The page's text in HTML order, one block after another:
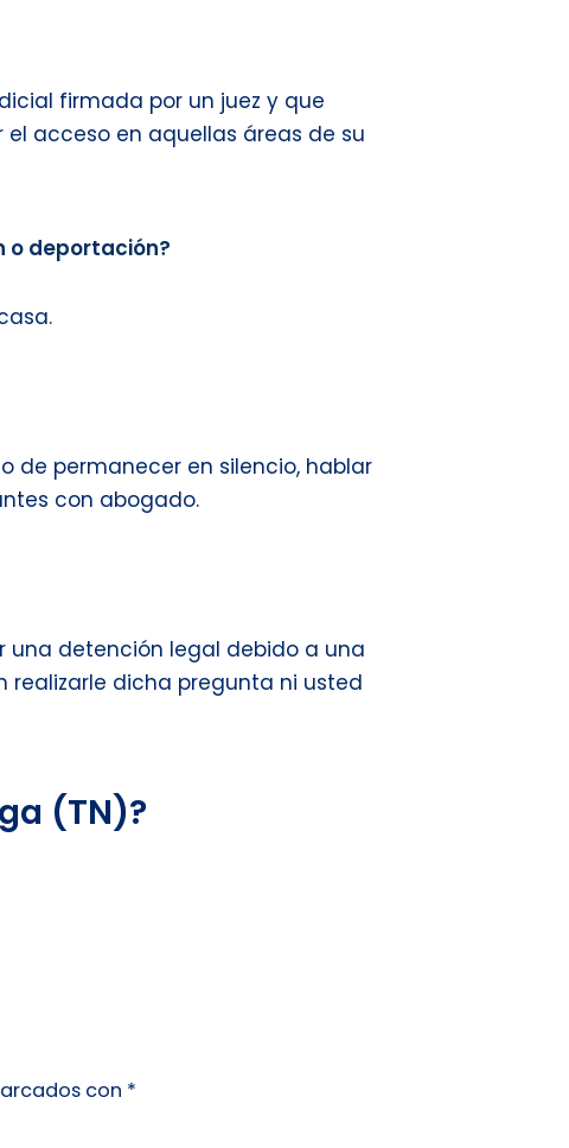
firmada por un juez y que
acceso en aquellas áreas de su
o deportación?
de permanecer en silencio, hablar
con abogado.
una detención legal debido a una
realizarle dicha pregunta ni usted
(TN)?
con *